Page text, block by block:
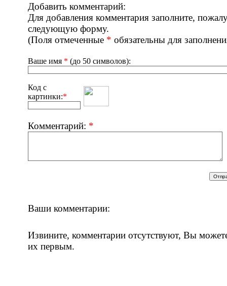
Добавить комментарий:
Для добавления комментария заполните,
следующую форму.
(Поля отмеченные * обязательны для
Ваше имя * (до 50 символов):
Код с
картинки:*
Комментарий: *
Ваши комментарии:
Извините, комментарии отсутствуют, Вы
их первым.